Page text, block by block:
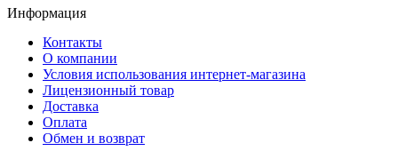
Информация
Контакты
О компании
Условия использования интернет-магазина
Лицензионный товар
Доставка
Оплата
Обмен и возврат